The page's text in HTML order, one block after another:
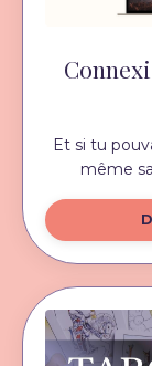
Et si tu
même